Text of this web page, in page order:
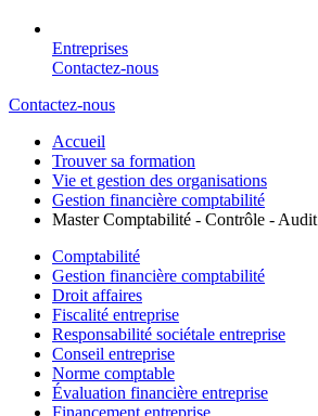
Entreprises
Contactez-nous
Contactez-nous
Accueil
Trouver sa formation
Vie et gestion des organisations
Gestion financière comptabilité
Master Comptabilité - Contrôle - Audit
Comptabilité
Gestion financière comptabilité
Droit affaires
Fiscalité entreprise
Responsabilité sociétale entreprise
Conseil entreprise
Norme comptable
Évaluation financière entreprise
Financement entreprise